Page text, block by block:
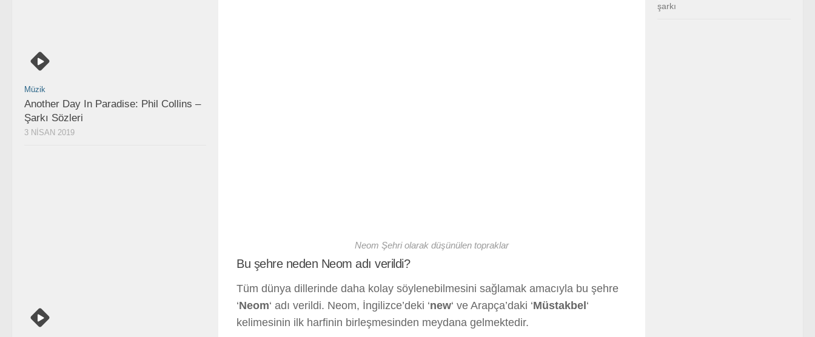
Neom Şehri olarak düşünülen topraklar
Bu şehre neden Neom adı verildi?
Tüm dünya dillerinde daha kolay söylenebilmesini sağlamak amacıyla bu şehre
‘Neom‘ adı verildi. Neom, İngilizce’deki ‘new‘ ve Arapça’daki ‘Müstakbel ‘
kelimesinin ilk harfinin birleşmesinden meydana gelmektedir.
Müzik
Another Day In Paradise: Phil Collins –
Şarkı Sözleri
3 NISAN 2019
şarkı